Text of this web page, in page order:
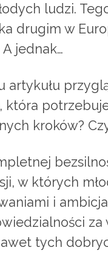
ludzi.
drugim w
jednak…
artykułu
która
kroków?
w których
i
za
tych